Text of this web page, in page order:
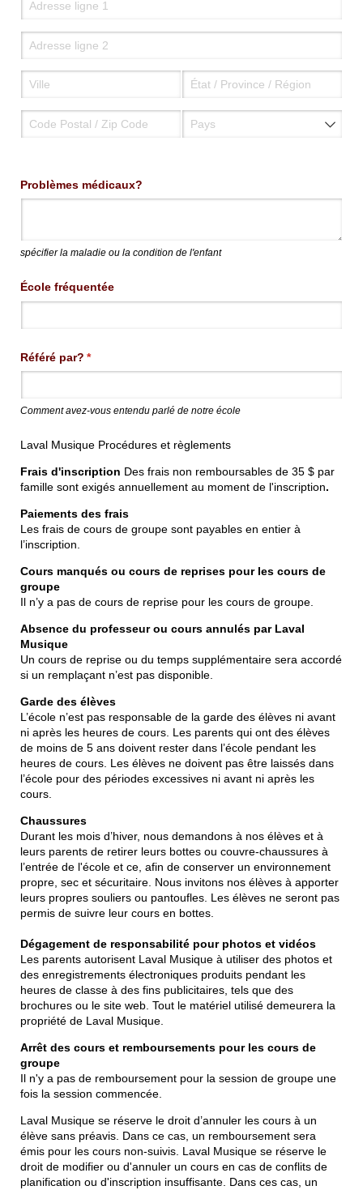
Problèmes médicaux?
spécifier la maladie ou la condition de l'enfant
École fréquentée
Référé par? *
(requis)
Comment avez-vous entendu parlé de notre école
Laval Musique Procédures et règlements
Frais d'inscription Des frais non remboursables de 35 $ par
famille sont exigés annuellement au moment de l'inscription.
Paiements des frais
Les frais de cours de groupe sont payables en entier à
l’inscription.
Cours manqués ou cours de reprises pour les cours de
groupe
Il n’y a pas de cours de reprise pour les cours de groupe.
Absence du professeur ou cours annulés par Laval
Musique
Un cours de reprise ou du temps supplémentaire sera accordé
si un remplaçant n’est pas disponible.
Garde des élèves
L’école n’est pas responsable de la garde des élèves ni avant
ni après les heures de cours. Les parents qui ont des élèves
de moins de 5 ans doivent rester dans l’école pendant les
heures de cours. Les élèves ne doivent pas être laissés dans
l’école pour des périodes excessives ni avant ni après les
cours.
Chaussures
Durant les mois d’hiver, nous demandons à nos élèves et à
leurs parents de retirer leurs bottes ou couvre-chaussures à
l’entrée de l'école et ce, afin de conserver un environnement
propre, sec et sécuritaire. Nous invitons nos élèves à apporter
leurs propres souliers ou pantoufles. Les élèves ne seront pas
permis de suivre leur cours en bottes.
Dégagement de responsabilité pour photos et vidéos
Les parents autorisent Laval Musique à utiliser des photos et
des enregistrements électroniques produits pendant les
heures de classe à des fins publicitaires, tels que des
brochures ou le site web. Tout le matériel utilisé demeurera la
propriété de Laval Musique.
Arrêt des cours et remboursements pour les cours de
groupe
Il n'y a pas de remboursement pour la session de groupe une
fois la session commencée.
Laval Musique se réserve le droit d’annuler les cours à un
élève sans préavis. Dans ce cas, un remboursement sera
émis pour les cours non-suivis. Laval Musique se réserve le
droit de modifier ou d'annuler un cours en cas de conflits de
planification ou d'inscription insuffisante. Dans ces cas, un